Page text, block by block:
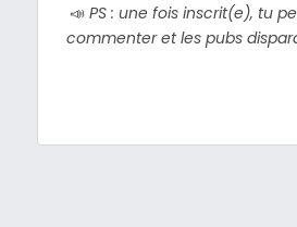
📣 PS : une fois inscrit(e), tu
commenter et les pubs